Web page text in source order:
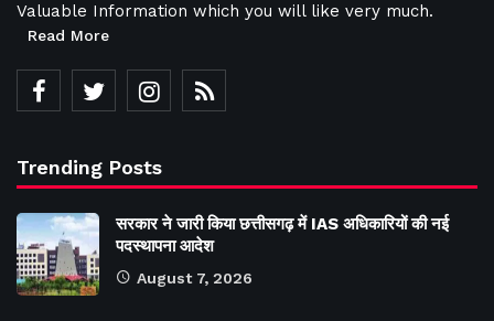
Valuable Information which you will like very much.
Read More
Trending Posts
सरकार ने जारी किया छत्तीसगढ़ में IAS अधिकारियों की नई
पदस्थापना आदेश
August 7, 2026